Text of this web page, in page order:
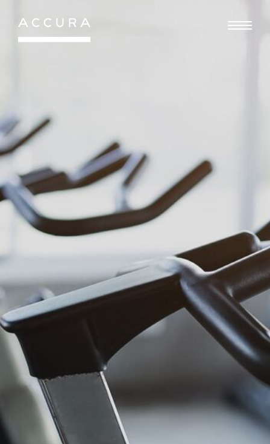
Gå
indhold